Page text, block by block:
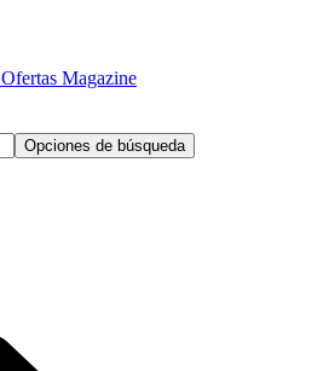
Ofertas Magazine
Opciones de búsqueda